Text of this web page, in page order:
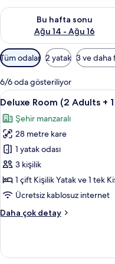
Bu hafta sonu
Ağu 14 - Ağu 16
Bu hafta sonu için
Odalar
için
mevcut
filtreler
Tüm odalar 2 yatak 3 ve daha
6/6 oda gösteriliyor
Deluxe
Room
(2
Adults
+
1
Child)
için
fotoğrafları
9
Deluxe Room (2 Adults +
Şehir manzaralı
28 metre kare
1 yatak odası
3 kişilik
1 çift Kişilik Yatak ve 1 tek
Ücretsiz kablosuz internet
Daha çok detay
Deluxe
+